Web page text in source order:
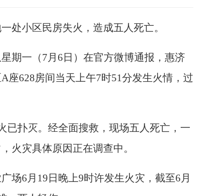
处小区民房失火，造成五人死亡。
期一（7月6日）在官方微博通报，惠济
座628房间当天上午7时51分发生火情，过
已扑灭。经全面搜救，现场五人死亡，一
火灾具体原因正在调查中。
场6月19日晚上9时许发生火灾，截至6月